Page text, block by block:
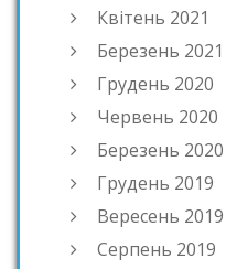
Квітень 2021
Березень 2021
Грудень 2020
Червень 2020
Березень 2020
Грудень 2019
Вересень 2019
Серпень 2019